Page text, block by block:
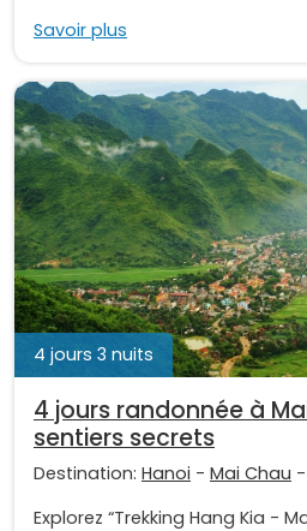
Savoir plus
4 jours 3 nuits
4 jours randonnée à
sentiers secrets
Destination: Hanoi - Mai Chau -
Explorez “Trekking Hang Kia -